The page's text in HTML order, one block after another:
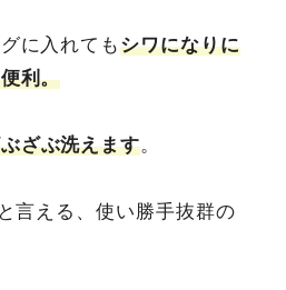
に入れてもシワになりに
利。
ざぶ洗えます。
言える、使い勝手抜群の